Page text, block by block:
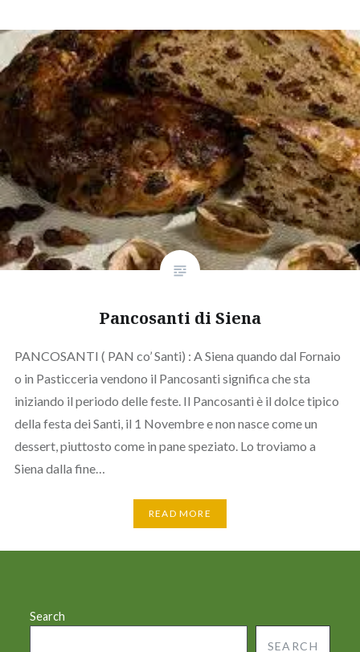
Pancosanti di Siena
PANCOSANTI ( PAN co’ Santi) : A Siena quando dal Fornaio
o in Pasticceria vendono il Pancosanti significa che sta
iniziando il periodo delle feste. Il Pancosanti è il dolce tipico
della festa dei Santi, il 1 Novembre e non nasce come un
dessert, piuttosto come in pane speziato. Lo troviamo a
Siena dalla fine…
READ MORE
Search
SEARCH